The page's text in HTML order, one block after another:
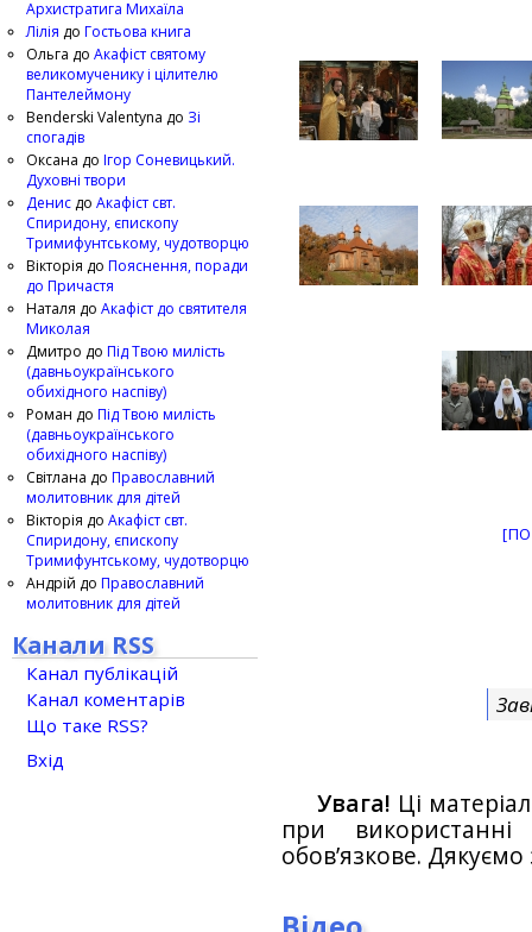
Увага! Ці
при
обов’язкове.
Архистратига Михаїла
Лілія до Гостьова книга
Ольга до Акафіст святому
великомученику і цілителю
Пантелеймону
Benderski Valentyna до Зі
спогадів
Оксана до Ігор Соневицький.
Духовні твори
Денис до Акафіст свт.
Спиридону, єпископу
Тримифунтському, чудотворцю
Вікторія до Пояснення, поради
до Причастя
Наталя до Акафіст до святителя
Миколая
Дмитро до Під Твою милість
(давньоукраїнського
обихідного наспіву)
Роман до Під Твою милість
(давньоукраїнського
обихідного наспіву)
Світлана до Православний
молитовник для дітей
Вікторія до Акафіст свт.
Спиридону, єпископу
Тримифунтському, чудотворцю
Андрій до Православний
молитовник для дітей
Канали RSS
Канал публікацій
Канал коментарів
Що таке RSS?
Вхід